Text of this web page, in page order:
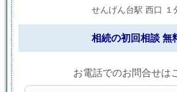
せんげん台駅 西口 １
相続の初回相談 無
お電話でのお問合せは